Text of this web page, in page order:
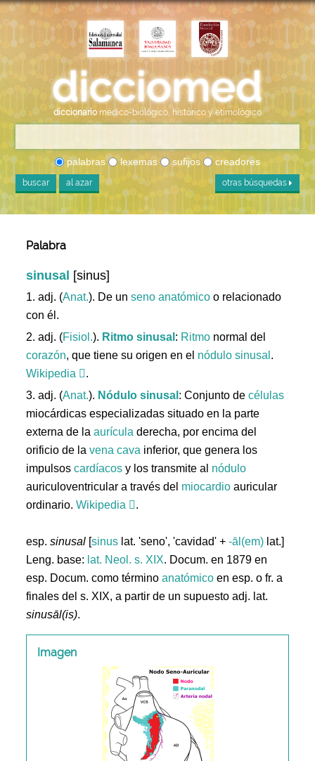
diccionario médico-biológico, histórico y etimológico
palabras lexemas sufijos creadores
buscar al azar otras búsquedas
Palabra
sinusal [sinus]
1. adj. (Anat.). De unseno anatómico o relacionado
con él.
2. adj. (Fisiol.). Ritmo sinusal : Ritmo normal del
corazón, que tiene su origen en el nódulo sinusal .
Wikipedia
.
3. adj. (Anat.). Nódulo sinusal : Conjunto decélulas
miocárdicas especializadas situado en la parte
externa de laaurícula derecha, por encima del
orificio de lavena cava inferior, que genera los
impulsoscardíacos y los transmite al nódulo
auriculoventricular a través del miocardio auricular
ordinario.Wikipedia .
esp.sinusal [sinus lat. 'seno', 'cavidad' +-āl(em) lat.]
Leng. base: lat. Neol. s. XIX. Docum. en 1879 en
esp. Docum. como términoanatómico en esp. o fr. a
finales del s. XIX, a partir de un supuesto adj. lat.
sinusāl(is).
Imagen